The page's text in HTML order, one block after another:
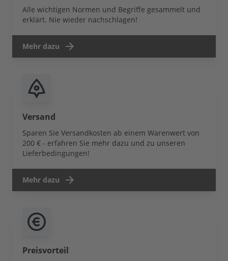
Alle wichtigen Normen und Begriffe gesammelt und
erklärt. Nie wieder nachschlagen!
Mehr dazu
Versand
Sparen Sie Versandkosten ab einem Warenwert von
200 € - erfahren Sie mehr dazu und zu unseren
Lieferbedingungen!
Mehr dazu
Preisvorteil